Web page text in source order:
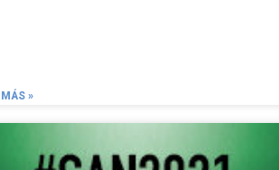
MÁS »